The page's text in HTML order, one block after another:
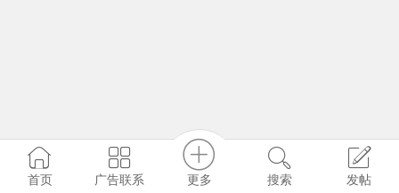
首页 广告联系 更多 搜索 发帖